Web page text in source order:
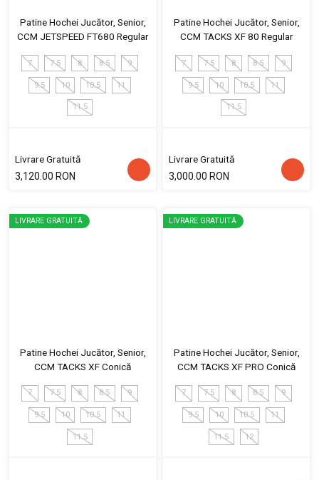
Patine Hochei Jucător, Senior,
CCM JETSPEED FT680 Regular
7 7.5 8 8.5 9
9.5 10 10.5 11
11.5
Livrare Gratuită
3,120.00 RON
Patine Hochei Jucător, Senior,
CCM TACKS XF 80 Regular
7 7.5 8 8.5 9
9.5 10 10.5 11
11.5
Livrare Gratuită
3,000.00 RON
LIVRARE GRATUITĂ
Patine Hochei Jucător, Senior,
CCM TACKS XF Conică
7 7.5 8 8.5 9
9.5 10 10.5 11
11.5
LIVRARE GRATUITĂ
Patine Hochei Jucător, Senior,
CCM TACKS XF PRO Conică
7 7.5 8 8.5 9
9.5 10 10.5 11
11.5 12